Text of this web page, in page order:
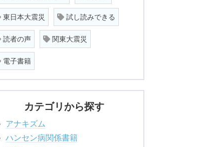
東日本大震災 試し読みできる
読者の声 関東大震災
電子書籍
カテゴリから探す
アナキズム
ハンセン病関係書籍